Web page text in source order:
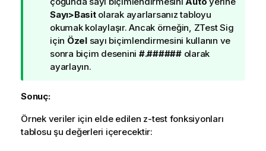
u
n
o
t
u
Sayı>Basitolarak ayarlarsanız tabloyu
okumak kolaylaşır. Ancak örneğin, ZTest Sig
için Özelsayı biçimlendirmesini kullanın ve
sonra biçim desenini #.######olarak
ayarlayın.
Sonuç:
Örnek veriler için elde edilen z-testfonksiyonları
tablosu şu değerleri içerecektir: